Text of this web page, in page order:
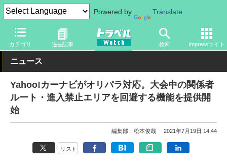
Powered by Translate
カテゴリ 過去記事 検索 Impressサイト
トラベル Watch 旅の方法 クルマ旅
ニュース
Yahoo!カーナビがオリパラ対応。大会中の関係者
ルート・進入禁止エリアを回避する機能を提供開
始
編集部：松本俊哉 2021年7月19日 14:44
リスト